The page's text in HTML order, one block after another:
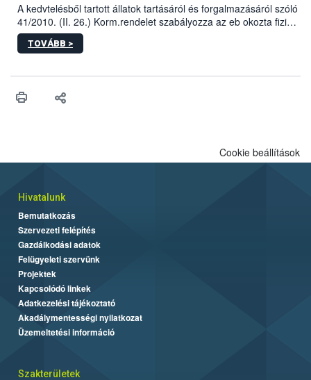
A kedvtelésből tartott állatok tartásáról és forgalmazásáról szóló
41/2010. (II. 26.) Korm.rendelet szabályozza az eb okozta fizikai
sérülés, illetve ennek veszélye keletkezésekor felmerülő
hatósági feladatokat, valamint a veszélyes eb tartását és annak
vonni az ebek viselkedésének megítélésében jártas szakértőt.
TOVÁBB >
Cookie beállítások
Hivatalunk
Bemutatkozás
Szervezeti felépítés
Gazdálkodási adatok
Felügyeleti szervünk
Projektek
Kapcsolódó linkek
Adatkezelési tájékoztató
Akadálymentességi nyilatkozat
Üzemeltetési információ
Szakterületek